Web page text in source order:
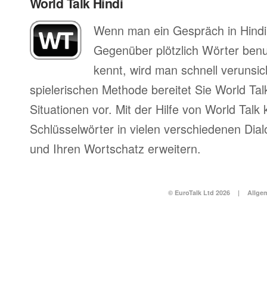
Wenn man ein Gespräch in
Gegenüber plötzlich Wörter
kennt, wird man schnell
spielerischen Methode bereitet Sie World
Situationen vor. Mit der Hilfe von World Talk
Schlüsselwörter in vielen verschiedenen
und Ihren Wortschatz erweitern.
© EuroTalk Ltd 2026 |